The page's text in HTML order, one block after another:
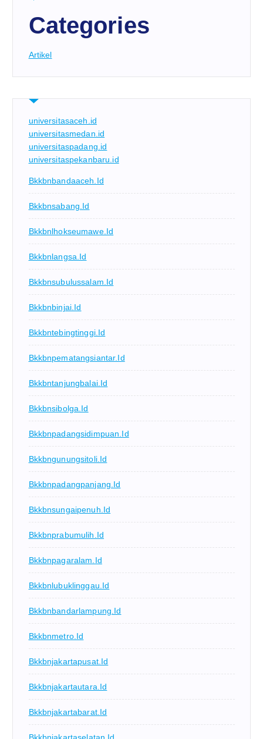
Categories
Artikel
universitasaceh.id
universitasmedan.id
universitaspadang.id
universitaspekanbaru.id
Bkkbnbandaaceh.id
Bkkbnsabang.id
Bkkbnlhokseumawe.id
Bkkbnlangsa.id
Bkkbnsubulussalam.id
Bkkbnbinjai.id
Bkkbntebingtinggi.id
Bkkbnpematangsiantar.id
Bkkbntanjungbalai.id
Bkkbnsibolga.id
Bkkbnpadangsidimpuan.id
Bkkbngunungsitoli.id
Bkkbnpadangpanjang.id
Bkkbnsungaipenuh.id
Bkkbnprabumulih.id
Bkkbnpagaralam.id
Bkkbnlubuklinggau.id
Bkkbnbandarlampung.id
Bkkbnmetro.id
Bkkbnjakartapusat.id
Bkkbnjakartautara.id
Bkkbnjakartabarat.id